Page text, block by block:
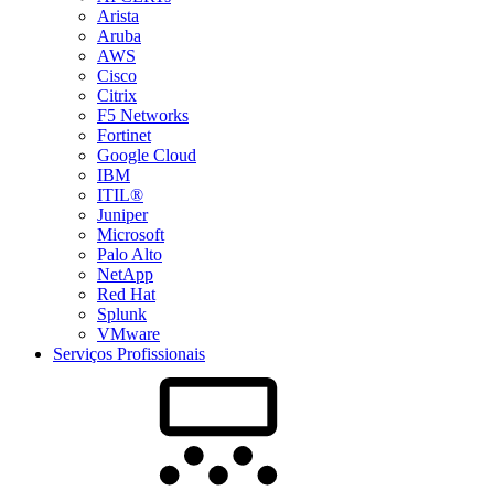
Arista
Aruba
AWS
Cisco
Citrix
F5 Networks
Fortinet
Google Cloud
IBM
ITIL®
Juniper
Microsoft
Palo Alto
NetApp
Red Hat
Splunk
VMware
Serviços Profissionais